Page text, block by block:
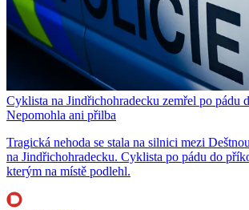
Cyklista na Jindřichohradecku zemřel po pádu
Nepomohla ani přilba
Tragická nehoda se stala na silnici mezi
na Jindřichohradecku. Cyklista po pádu do
kterým na místě podlehl.